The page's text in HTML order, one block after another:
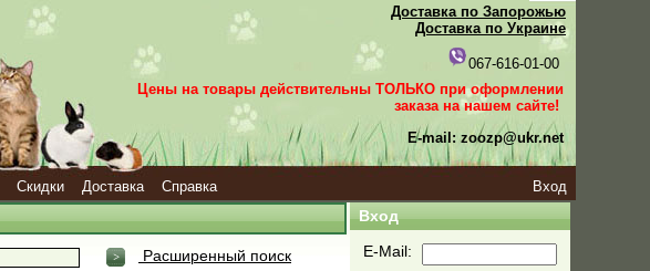
Доставка по Запорожью
Доставка по Украине
067-616-01-00
Цены на товары действительны ТОЛЬКО при оформлении
заказа на нашем сайте!
E-mail: zoozp@ukr.net
Скидки Доставка Справка
Вход
Расширенный поиск
Вход
E-Mail: